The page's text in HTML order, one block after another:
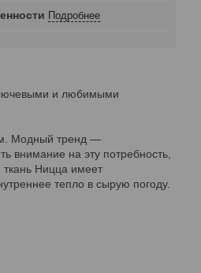
Подробнее
и любимыми
Модный тренд —
внимание на эту потребность,
Ницца имеет
тепло в сырую погоду.